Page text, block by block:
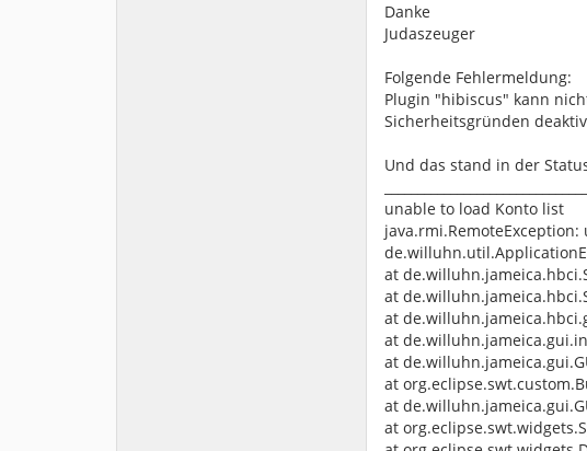
Danke
Judaszeuger
Folgende Fehlermeldung:
Plugin "hibiscus" kann
Sicherheitsgründen
Und das stand in der
unable to load Konto list
at
at
at
at
at
at
at
at